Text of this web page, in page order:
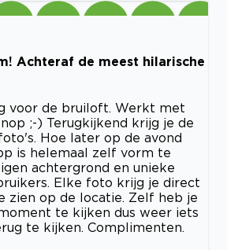
Achteraf de meest hilarische
voor de bruiloft. Werkt met
;-) Terugkijkend krijg je de
Hoe later op de avond
is helemaal zelf vorm te
achtergrond en unieke
Elke foto krijg je direct
zien op de locatie. Zelf heb je
te kijken dus weer iets
te kijken. Complimenten.